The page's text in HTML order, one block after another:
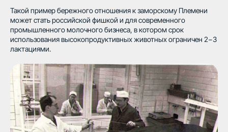
Такой пример бережного отношения к заморскому Племени
может стать российской фишкой и для современного
промышленного молочного бизнеса, в котором срок
использования высокопродуктивных животных ограничен 2−3
лактациями.